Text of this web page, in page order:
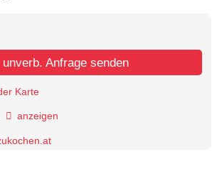
unverb. Anfrage senden
Karte
anzeigen